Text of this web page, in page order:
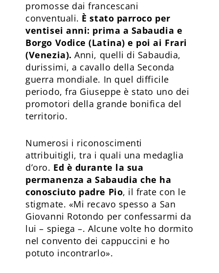
promosse dai francescani
conventuali. È stato parroco per
ventisei anni: prima a Sabaudia e
Borgo Vodice (Latina) e poi ai Frari
(Venezia). Anni, quelli di Sabaudia,
durissimi, a cavallo della Seconda
guerra mondiale. In quel difficile
periodo, fra Giuseppe è stato uno dei
promotori della grande bonifica del
territorio.
Numerosi i riconoscimenti
attribuitigli, tra i quali una medaglia
d’oro. Ed è durante la sua
permanenza a Sabaudia che ha
conosciuto padre Pio, il frate con le
stigmate. «Mi recavo spesso a San
Giovanni Rotondo per confessarmi da
lui – spiega –. Alcune volte ho dormito
nel convento dei cappuccini e ho
potuto incontrarlo».